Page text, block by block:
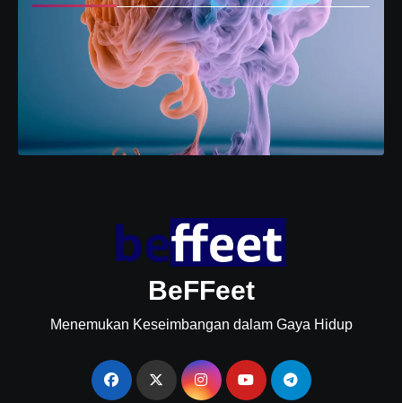
BeFFeet
Menemukan Keseimbangan dalam Gaya Hidup